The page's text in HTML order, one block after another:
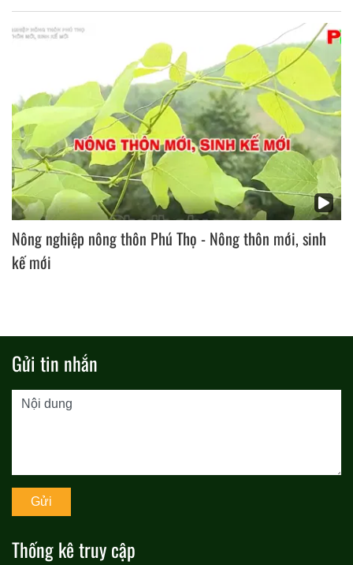
Nông nghiệp nông thôn Phú Thọ - Nông thôn mới, sinh
kế mới
Gửi tin nhắn
Thống kê truy cập